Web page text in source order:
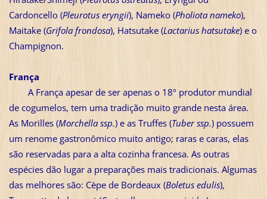
Cardoncello (Pleurotus eryngii), Nameko (Pholiota nameko),
Maitake (Grifola frondosa), Hatsutake (Lactarius hatsutake) e o
Champignon.
França
A França apesar de ser apenas o 18º produtor mundial
de cogumelos, tem uma tradição muito grande nesta área.
As Morilles (Morchella ssp.) e as Truffes (Tuber ssp.) possuem
um renome gastronômico muito antigo; raras e caras, elas
são reservadas para a alta cozinha francesa. As outras
espécies dão lugar a preparações mais tradicionais. Algumas
das melhores são: Cèpe de Bordeaux (Boletus edulis),